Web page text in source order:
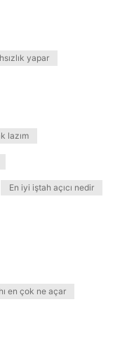
yapar
lazım
En iyi iştah açıcı nedir
en çok ne açar